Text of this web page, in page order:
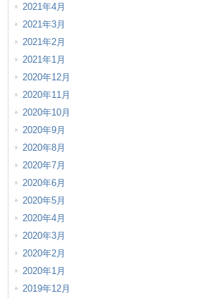
2021年4月
2021年3月
2021年2月
2021年1月
2020年12月
2020年11月
2020年10月
2020年9月
2020年8月
2020年7月
2020年6月
2020年5月
2020年4月
2020年3月
2020年2月
2020年1月
2019年12月